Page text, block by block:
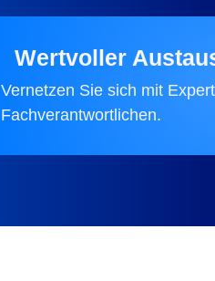
Wertvoller
Vernetzen Sie sich mit
Fachverantwortlichen.